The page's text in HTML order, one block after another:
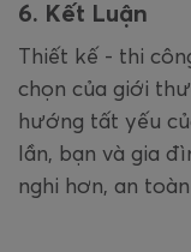
6. Kết Luận
Thiết kế - thi
chọn của giới
hướng tất yếu
lần, bạn và gia
nghi hơn, an